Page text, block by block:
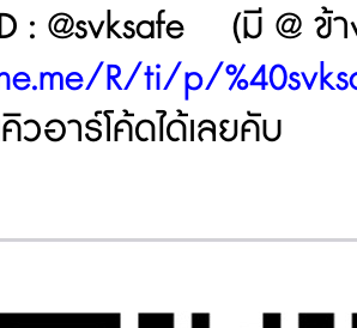
: @svksafe (มี @ ข้
R/ti/p/
อาร์โค้ดได้เลยคับ